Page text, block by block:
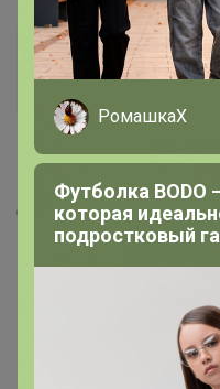
Malish
Великий
19 января, 2024 20:49
Солнечный, пр. 60 лет
РомашкаХ
Футболка BODO
которая
подростковый